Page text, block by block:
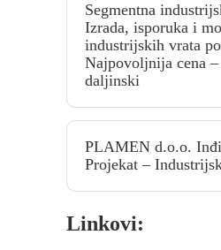
Segmentna
Izrada, isporuka i
industrijskih vrata
Najpovoljnija cena
daljinski
PLAMEN d.o.o.
Projekat –
Linkovi: